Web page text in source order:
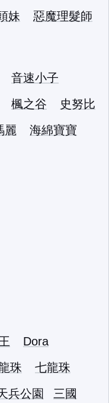
妹 惡魔理髮師
音速小子
楓之谷
史努比
麗
海綿寶寶
Dora
珠
七龍珠
兵公園
三國